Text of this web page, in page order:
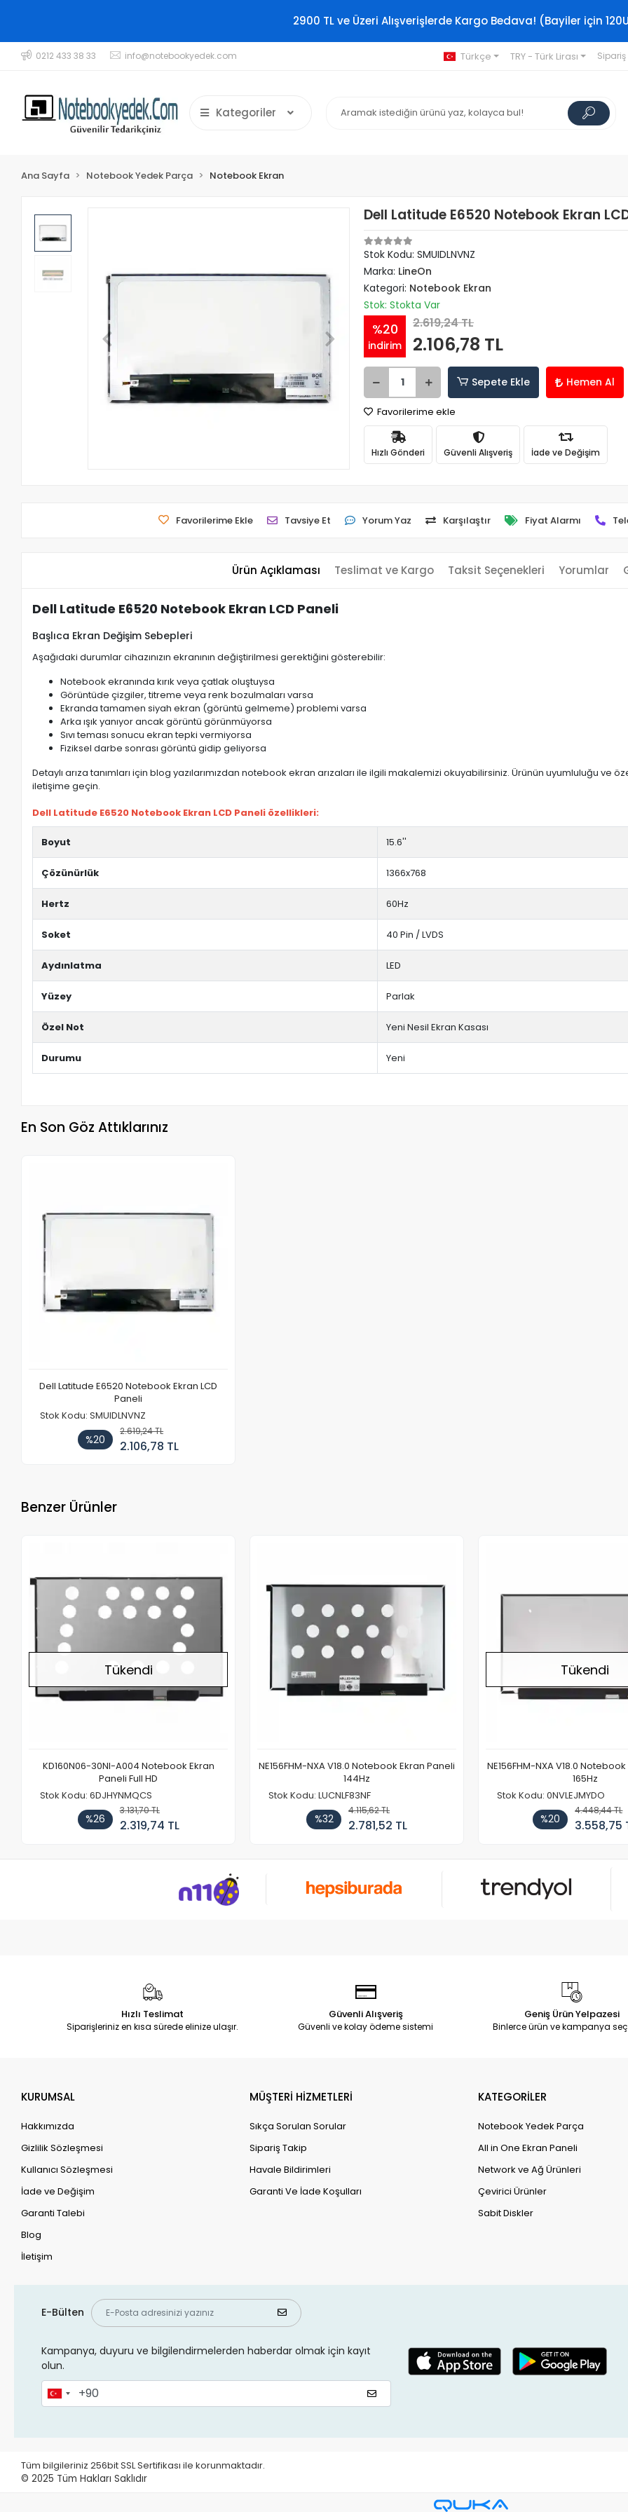
2900 TL ve Üzeri Alışverişlerde Kargo Bedava! (Bayiler için
0212 433 38 33 info@notebookyedek.com Türkçe TRY - Türk Lirası
Kategoriler
Ana Sayfa Notebook Yedek Parça Notebook Ekran
Dell Latitude E6520 Notebook Ekran
Stok Kodu: SMUIDLNVNZ
Marka: LineOn
Kategori: Notebook Ekran
Stok: Stokta Var
%20
indirim
2.619,24 TL
2.106,78 TL
Sepete Ekle Hemen Al
Favorilerime ekle
Hızlı Gönderi Güvenli Alışveriş İade ve Değişim
Favorilerime Ekle Tavsiye Et Yorum Yaz Karşılaştır Fiyat Alarmı
Ürün Açıklaması Teslimat ve Kargo Taksit Seçenekleri Yorumlar
Dell Latitude E6520 Notebook Ekran LCD Paneli
Başlıca Ekran Değişim Sebepleri
Aşağıdaki durumlar cihazınızın ekranının değiştirilmesi gerektiğini gösterebilir:
Notebook ekranında kırık veya çatlak oluştuysa
Görüntüde çizgiler, titreme veya renk bozulmaları varsa
Ekranda tamamen siyah ekran (görüntü gelmeme) problemi varsa
Arka ışık yanıyor ancak görüntü görünmüyorsa
Sıvı teması sonucu ekran tepki vermiyorsa
Fiziksel darbe sonrası görüntü gidip geliyorsa
Detaylı arıza tanımları için blog yazılarımızdan notebook ekran arızaları ile ilgili makalemizi okuyabilirsiniz. Ürünün uyumluluğu
iletişime geçin.
Dell Latitude E6520 Notebook Ekran LCD Paneli özellikleri:
Boyut 15.6''
Çözünürlük 1366x768
Hertz 60Hz
Soket 40 Pin / LVDS
Aydınlatma LED
Yüzey Parlak
Özel Not Yeni Nesil Ekran Kasası
Durumu Yeni
En Son Göz Attıklarınız
Dell Latitude E6520 Notebook Ekran LCD
Paneli
Stok Kodu: SMUIDLNVNZ
%20
2.619,24 TL
2.106,78 TL
Benzer Ürünler
Tükendi
KD160N06-30NI-A004 Notebook Ekran
Paneli Full HD
Stok Kodu: 6DJHYNMQCS
%26
3.131,70 TL
2.319,74 TL
NE156FHM-NXA V18.0 Notebook Ekran Paneli
144Hz
Stok Kodu: LUCNLF83NF
%32
4.115,62 TL
2.781,52 TL
Tükendi
NE156FHM-NXA V18.0
165Hz
Stok Kodu: 0NVLEJMYDO
%20
4.448,44 TL
3.558,75
Hızlı Teslimat
Siparişleriniz en kısa sürede elinize ulaşır.
Güvenli Alışveriş
Güvenli ve kolay ödeme sistemi
Geniş Ürün Yelpazesi
Binlerce ürün ve kampanya
KURUMSAL
Hakkımızda
Gizlilik Sözleşmesi
Kullanıcı Sözleşmesi
İade ve Değişim
Garanti Talebi
Blog
İletişim
MÜŞTERİ HİZMETLERİ
Sıkça Sorulan Sorular
Sipariş Takip
Havale Bildirimleri
Garanti Ve İade Koşulları
KATEGORİLER
Notebook Yedek Parça
All in One Ekran Paneli
Network ve Ağ Ürünleri
Çevirici Ürünler
Sabit Diskler
E-Bülten
Kampanya, duyuru ve bilgilendirmelerden haberdar olmak için kayıt
olun.
Tüm bilgileriniz 256bit SSL Sertifikası ile korunmaktadır.
© 2025 Tüm Hakları Saklıdır